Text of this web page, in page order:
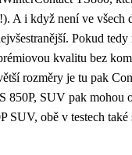
A i když není ve všech
Pokud tedy
kvalitu bez
rozměry je tu pak
850P, SUV pak mohou
SUV, obě v testech také